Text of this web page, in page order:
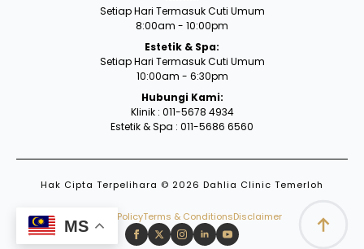
Setiap Hari Termasuk Cuti Umum
8:00am - 10:00pm
Estetik & Spa:
Setiap Hari Termasuk Cuti Umum
10:00am - 6:30pm
Hubungi Kami:
Klinik : 011-5678 4934
Estetik & Spa : 011-5686 6560
Hak Cipta Terpelihara © 2026 Dahlia Clinic Temerloh
Privacy PolicyTerms & ConditionsDisclaimer
MS